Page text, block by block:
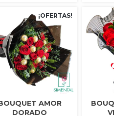
$ 1,250.00. $ 1,060.00.
¡OFERTAS!
AMOR
DORADO